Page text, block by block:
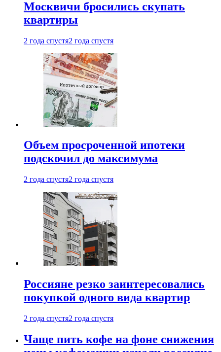
Москвичи бросились скупать
квартиры
2 года спустя2 года спустя
Объем просроченной ипотеки
подскочил до максимума
2 года спустя2 года спустя
Россияне резко заинтересовались
покупкой одного вида квартир
2 года спустя2 года спустя
Чаще пить кофе на фоне снижения